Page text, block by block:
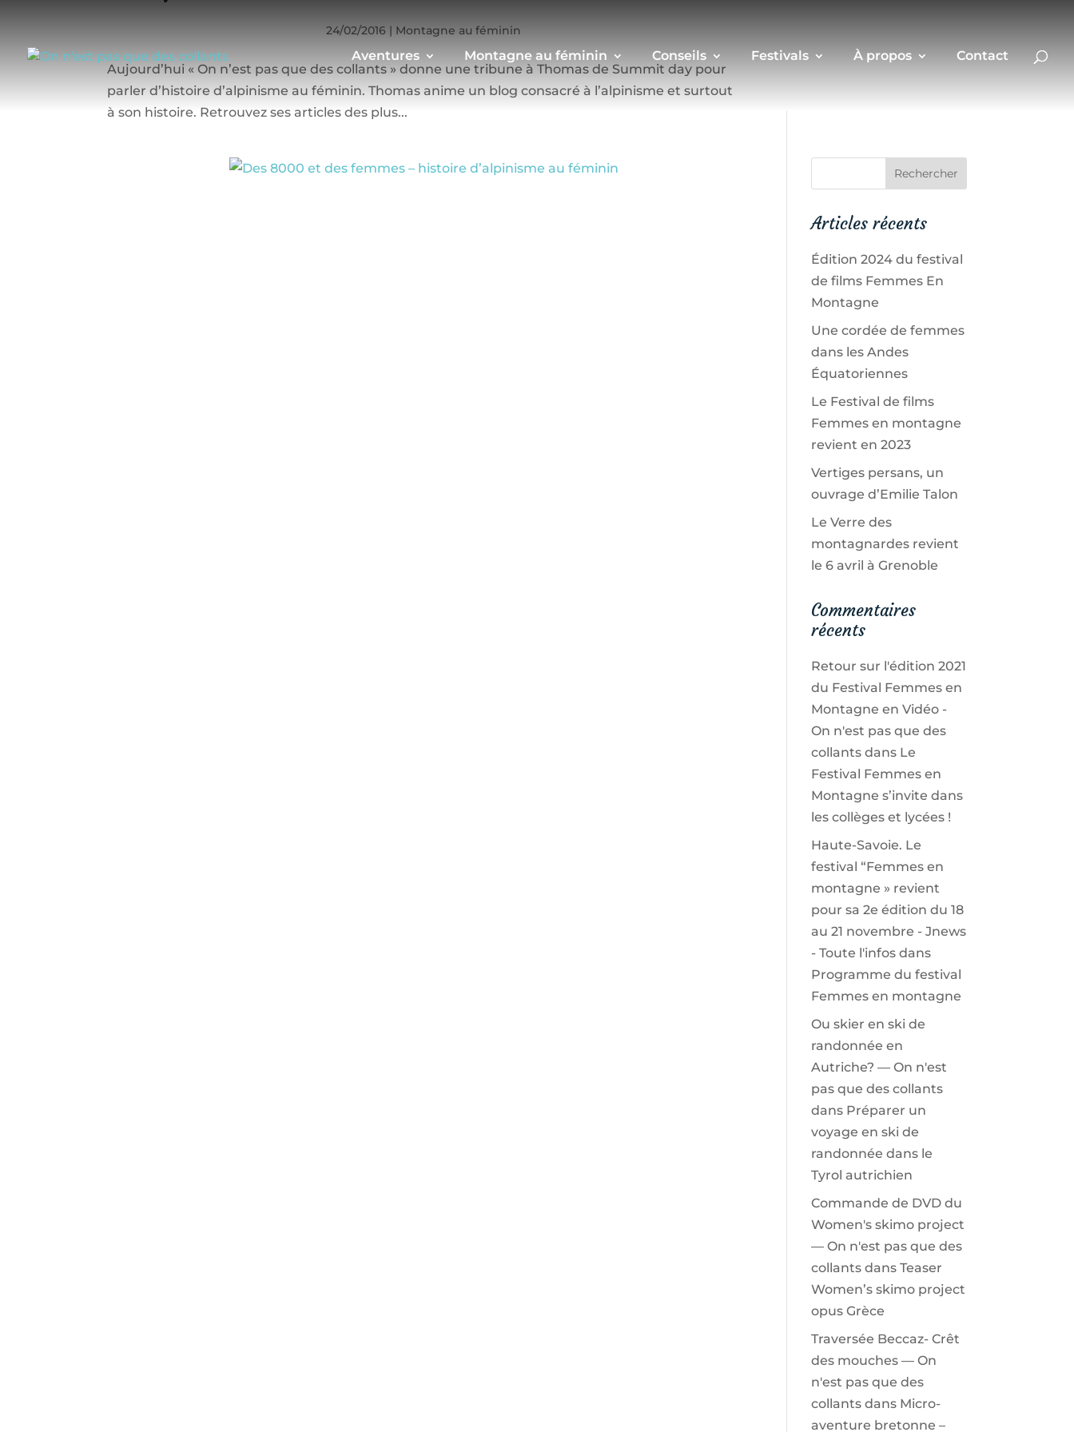
Aventures Montagne au féminin Conseils Festivals À propos Contact
24/02/2016 | Montagne au féminin
Aujourd’hui « On n’est pas que des collants » donne une tribune à Thomas de Summit day pour
parler d’histoire d’alpinisme au féminin. Thomas anime un blog consacré à l’alpinisme et surtout
à son histoire. Retrouvez ses articles des plus...
Articles récents
Édition 2024 du festival
de films Femmes En
Montagne
Une cordée de femmes
dans les Andes
Équatoriennes
Le Festival de films
Femmes en montagne
revient en 2023
Vertiges persans, un
ouvrage d’Emilie Talon
Le Verre des
montagnardes revient
le 6 avril à Grenoble
Commentaires
récents
Retour sur l'édition 2021
du Festival Femmes en
Montagne en Vidéo -
On n'est pas que des
collants dans Le
Festival Femmes en
Montagne s’invite dans
les collèges et lycées !
Haute-Savoie. Le
festival “Femmes en
montagne » revient
pour sa 2e édition du 18
au 21 novembre - Jnews
- Toute l'infos dans
Programme du festival
Femmes en montagne
Ou skier en ski de
randonnée en
Autriche? — On n'est
pas que des collants
dans Préparer un
voyage en ski de
randonnée dans le
Tyrol autrichien
Commande de DVD du
Women's skimo project
— On n'est pas que des
collants dansTeaser
Women’s skimo project
opus Grèce
Traversée Beccaz- Crêt
des mouches — On
n'est pas que des
collants dans Micro-
aventure bretonne –